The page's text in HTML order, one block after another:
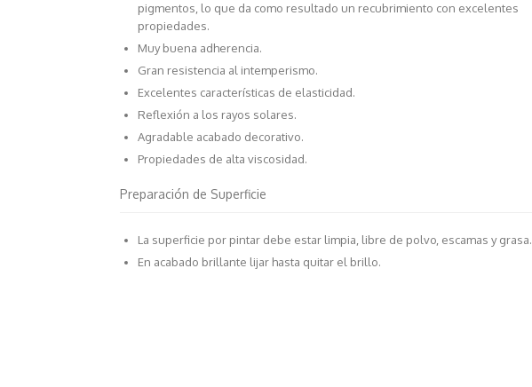
pigmentos, lo que da como resultado un recubrimiento con excelentes
propiedades.
Muy buena adherencia.
Gran resistencia al intemperismo.
Excelentes características de elasticidad.
Reflexión a los rayos solares.
Agradable acabado decorativo.
Propiedades de alta viscosidad.
Preparación de Superficie
La superficie por pintar debe estar limpia, libre de polvo, escamas y grasa.
En acabado brillante lijar hasta quitar el brillo.